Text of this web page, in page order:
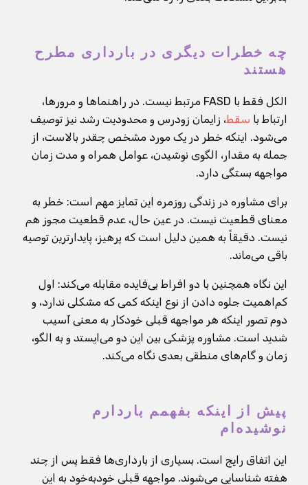
چه خطرات دیگری در بارداری مطرح
هستند
الکل فقط با FASD مرتبط نیست. در راهنماها و مرورها،
ارتباط با سقط، زایمان زودرس و محدودیت رشد نیز توصیف
می‌شود. اینکه خطر در یک مورد مشخص چقدر بالاست، از
جمله به مقدار، الگوی نوشیدن، عوامل همراه و مدت زمان
مواجهه بستگی دارد.
برای مشاوره در زندگی روزمره این تمایز مهم است: خطر به
معنای قطعیت نیست. در عین حال، عدم قطعیت مجوز هم
نیست. دقیقاً به همین دلیل است که پرهیز، پایدارترین توصیه
باقی می‌ماند.
این نگاه همچنین با دو افراط بی‌فایده مقابله می‌کند: اول
کم‌اهمیت جلوه دادن از نوع اینکه کمی که مشکلی ندارد، و
دوم تصور اینکه هر مواجهه قبلی خودکار به معنی آسیب
شدید است. مشاوره پزشکی بین این دو می‌ایستد و به الگو،
زمان و گام‌های منطقی بعدی نگاه می‌کند.
پیش از اینکه بفهمم باردارم
نوشیده‌ام
این اتفاق رایج است. بسیاری از بارداری‌ها فقط پس از چند
هفته شناسایی می‌شوند. مواجهه قبلی خودبه‌خود به این